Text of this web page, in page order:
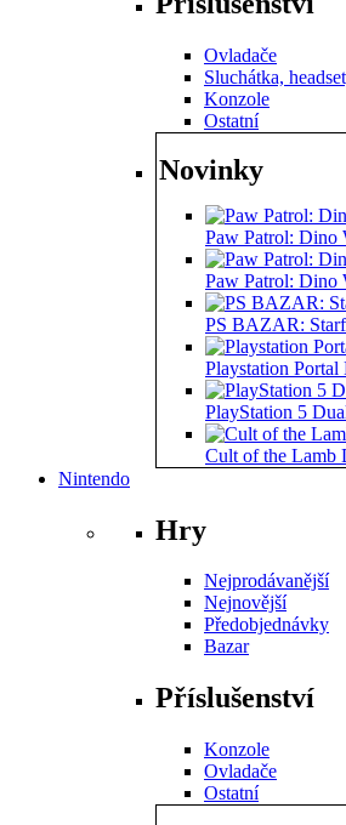
Ovladače
Sluchátka,
Konzole
Ostatní
Novinky
Paw Patrol: Dino
Paw Patrol: Dino
PS BAZAR:
Playstation
PlayStation 5
Cult of the Lamb
Nintendo
Hry
Nejprodávanější
Nejnovější
Předobjednávky
Bazar
Příslušenství
Konzole
Ovladače
Ostatní